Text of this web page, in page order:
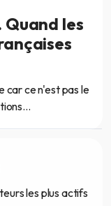
Quand les
car ce n'est pas le
les plus actifs